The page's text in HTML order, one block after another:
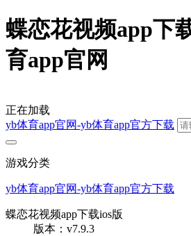
蝶恋花视频app下
育app官网
正在加载
yb体育app官网-yb体育app官方下载
游戏分类
yb体育app官网-yb体育app官方下载
蝶恋花视频app下载ios版
版本：v7.9.3